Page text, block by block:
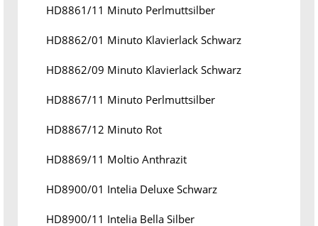
HD8861/11 Minuto Perlmuttsilber
HD8862/01 Minuto Klavierlack Schwarz
HD8862/09 Minuto Klavierlack Schwarz
HD8867/11 Minuto Perlmuttsilber
HD8867/12 Minuto Rot
HD8869/11 Moltio Anthrazit
HD8900/01 Intelia Deluxe Schwarz
HD8900/11 Intelia Bella Silber